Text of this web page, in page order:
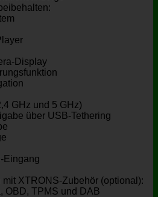
Display
GHz und 5 GHz)
über USB-Tethering
Eingang
XTRONS-Zubehör (optional):
OBD, TPMS und DAB